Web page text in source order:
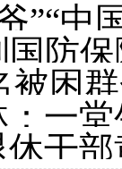
”“中
国防
困
：一
休干